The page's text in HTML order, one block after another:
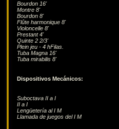
Bourdon 16'
Montre 8'
Bourdon 8'
Flûte harmonique 8'
Violoncelle 8'
Prestant 4'
Quinte 2 2/3'
Plein jeu - 4 hFilas.
Tuba Magna 16'
Tuba mirabilis 8'
Dispositivos Mecánicos:
Suboctava II a I
II a I
Lengüetería al I M
Llamada de juegos del I M